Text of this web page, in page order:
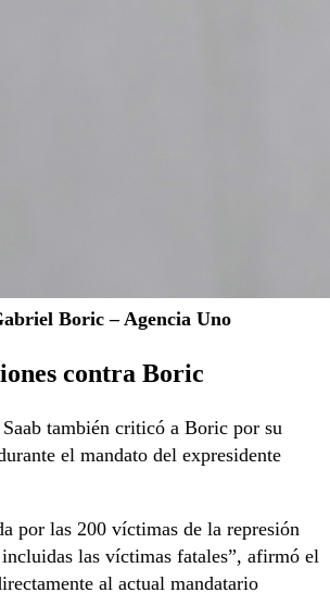
Boric – Agencia Uno
contra Boric
también criticó a Boric por su
el mandato del expresidente
por las 200 víctimas de la represión
las víctimas fatales”, afirmó el
al actual mandatario